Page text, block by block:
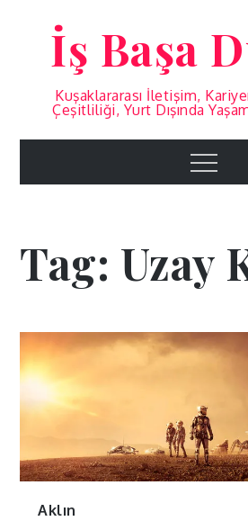
İş Başa
Kuşaklararası İletişim,
Çeşitliliği, Yurt Dışında
Menu
Tag: Uzay
Aklın